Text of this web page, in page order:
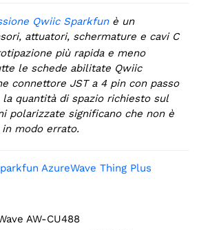
Qwiic Sparkfunè un
attuatori, schermature e cavi C
più rapida e meno
le schede abilitate Qwiic
connettore JST a 4 pin con passo
la quantità di spazio richiesto sul
polarizzate significano che non è
modo errato.
AzureWave Thing Plus
AW-CU488